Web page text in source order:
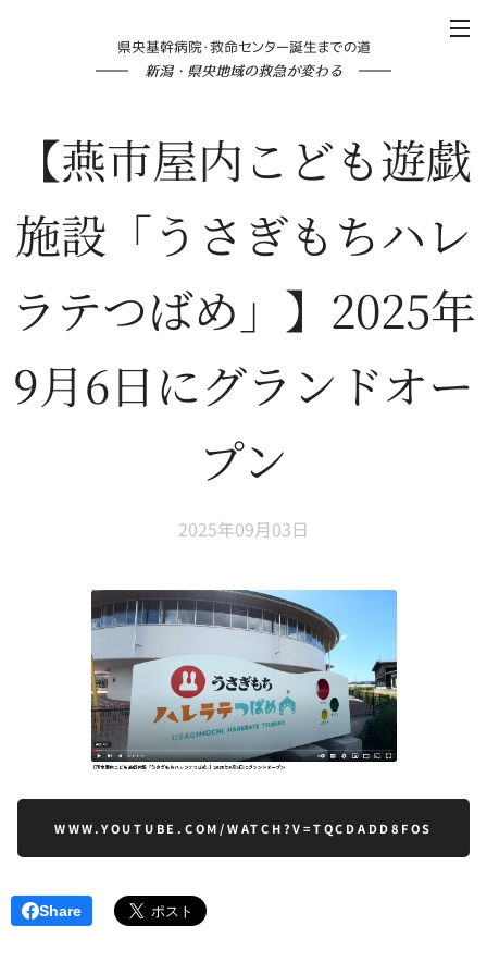
県央基幹病院・救命センター誕生までの道
新潟・県央地域の救急が変わる
【燕市屋内こども遊戯
施設「うさぎもちハレ
ラテつばめ」】2025年
9月6日にグランドオー
プン
2025年09月03日
WWW.YOUTUBE.COM/WATCH?V=TQCDADD8FOS
Share